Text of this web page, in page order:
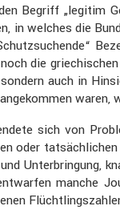
Begriff „legitim
in welches die
die
auch in
waren,
sich von
Unter­brin­gung,
manche